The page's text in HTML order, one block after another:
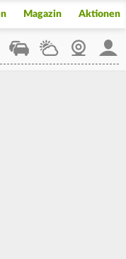
Magazin Aktionen
StaupilotWetterWebcam